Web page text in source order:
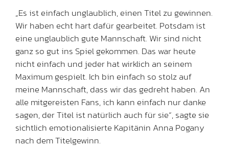
„Es ist einfach unglaublich, einen Titel zu gewinnen.
Wir haben echt hart dafür gearbeitet. Potsdam ist
eine unglaublich gute Mannschaft. Wir sind nicht
ganz so gut ins Spiel gekommen. Das war heute
nicht einfach und jeder hat wirklich an seinem
Maximum gespielt. Ich bin einfach so stolz auf
meine Mannschaft, dass wir das gedreht haben. An
alle mitgereisten Fans, ich kann einfach nur danke
sagen, der Titel ist natürlich auch für sie“, sagte sie
sichtlich emotionalisierte Kapitänin Anna Pogany
nach dem Titelgewinn.